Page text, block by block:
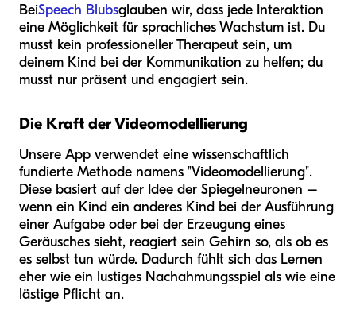
BeiSpeech Blubsglauben wir, dass jede Interaktion
eine Möglichkeit für sprachliches Wachstum ist. Du
musst kein professioneller Therapeut sein, um
deinem Kind bei der Kommunikation zu helfen; du
musst nur präsent und engagiert sein.
Die Kraft der Videomodellierung
Unsere App verwendet eine wissenschaftlich
fundierte Methode namens "Videomodellierung".
Diese basiert auf der Idee der Spiegelneuronen –
wenn ein Kind ein anderes Kind bei der Ausführung
einer Aufgabe oder bei der Erzeugung eines
Geräusches sieht, reagiert sein Gehirn so, als ob es
es selbst tun würde. Dadurch fühlt sich das Lernen
eher wie ein lustiges Nachahmungsspiel als wie eine
lästige Pflicht an.